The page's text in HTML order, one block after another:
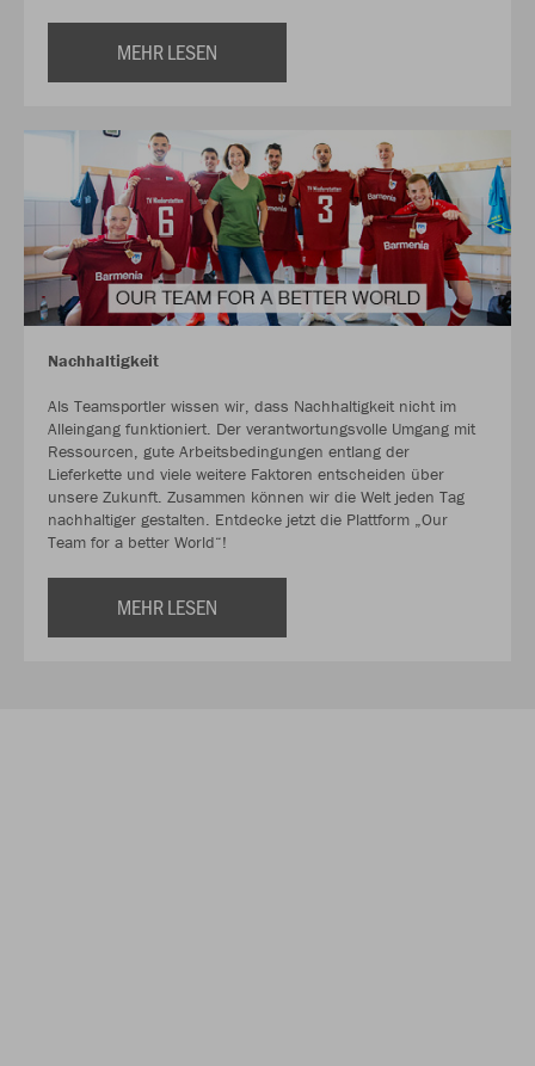
MEHR LESEN
Nachhaltigkeit
Als Teamsportler wissen wir, dass Nachhaltigkeit nicht im
Alleingang funktioniert. Der verantwortungsvolle Umgang mit
Ressourcen, gute Arbeitsbedingungen entlang der
Lieferkette und viele weitere Faktoren entscheiden über
unsere Zukunft. Zusammen können wir die Welt jeden Tag
nachhaltiger gestalten. Entdecke jetzt die Plattform „Our
Team for a better World“!
MEHR LESEN